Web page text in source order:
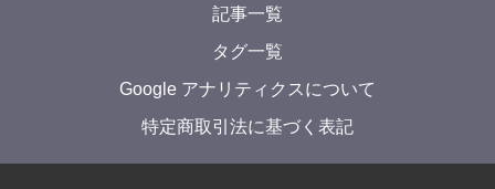
記事一覧
タグ一覧
Google アナリティクスについて
特定商取引法に基づく表記